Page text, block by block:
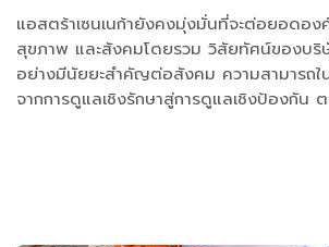
แอสตร้าเซนเนก้ายังคงมุ่งมั่นที่จะต่อยอดอ
สุขภาพ และสังคมโดยรวม วิสัยทัศน์ของบริษั
อย่างมีนัยยะสำคัญต่อสังคม ความสามารถ
จากการดูแลเชิงรักษาสู่การดูแลเชิงป้องกั